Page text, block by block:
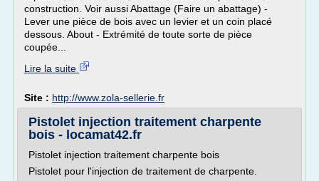
construction. Voir aussi Abattage (Faire un abattage) -
Lever une pièce de bois avec un levier et un coin placé
dessous. About - Extrémité de toute sorte de pièce
coupée...
Lire la suite
Site : http://www.zola-sellerie.fr
Pistolet injection traitement charpente
bois - locamat42.fr
Pistolet injection traitement charpente bois
Pistolet pour l'injection de traitement de charpente.